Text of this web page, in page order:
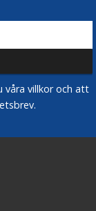
våra villkor och att